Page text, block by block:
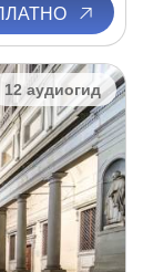
12 аудиогид